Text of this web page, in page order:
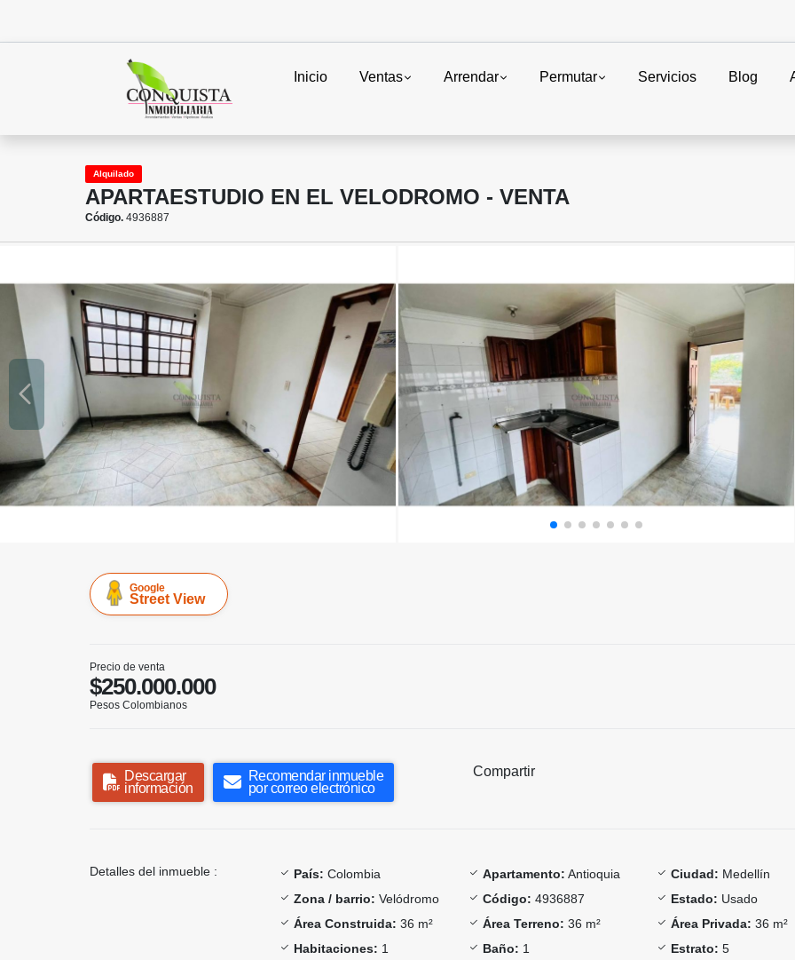
Inicio Ventas Arrendar Permutar Servicios Blog
Alquilado
APARTAESTUDIO EN EL VELODROMO - VENTA
Código. 4936887
Google
Street View
Precio de venta
$250.000.000
Pesos Colombianos
Descargar
información
Recomendar inmueble
por correo electrónico
Compartir
Detalles del inmueble : País: Colombia Apartamento: Antioquia Ciudad: Medellín
Zona / barrio: Velódromo Código: 4936887 Estado: Usado
Área Construida: 36 m² Área Terreno: 36 m² Área Privada: 36 m²
Habitaciones: 1 Baño: 1 Estrato: 5